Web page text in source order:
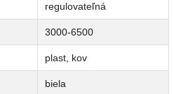
regulovateľná
3000-6500
plast, kov
biela